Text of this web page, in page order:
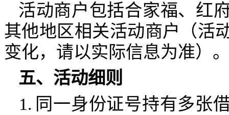
活动商户包括合家福、红
其他地区相关活动商户（活
变化，请以实际信息为准）
五、活动细则
1. 同一身份证号持有多张